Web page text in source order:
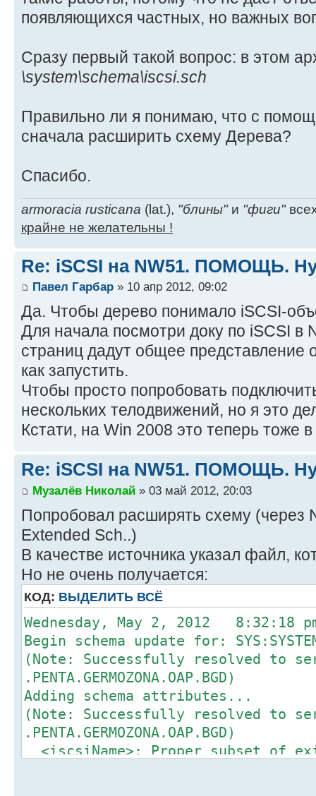
появляющихся частных, но важных
Сразу первый такой вопрос: в этом
\system\schema\iscsi.sch
Правильно ли я понимаю, что с
сначала расширить схему Дерева?
Спасибо.
armoracia rusticana (lat.), "блины"и "фиги"
крайне не желательны !
Re: iSCSI на NW51. ПОМОЩЬ.
Павел Гарбар » 10 апр 2012, 09:02
Да. Чтобы дерево понимало iSCSI-
Для начала посмотри доку по iSCSI в
страниц дадут общее представление
как запустить.
Чтобы просто попробовать
нескольких телодвижений, но я это
Кстати, на Win 2008 это теперь тоже
Re: iSCSI на NW51. ПОМОЩЬ.
Музалёв Николай » 03 май 2012, 20:03
Попробовал расширять схему (через
Extended Sch..)
В качестве источника указал файл,
Но не очень получается:
КОД: ВЫДЕЛИТЬ ВСЁ
Wednesday, May 2, 2012 8:32:18
Begin schema update for:
(Note: Successfully resolved to
.PENTA.GERMOZONA.OAP.BGD)
Adding schema attributes...
(Note: Successfully resolved to
.PENTA.GERMOZONA.OAP.BGD)
<iscsiName>: Proper subset of